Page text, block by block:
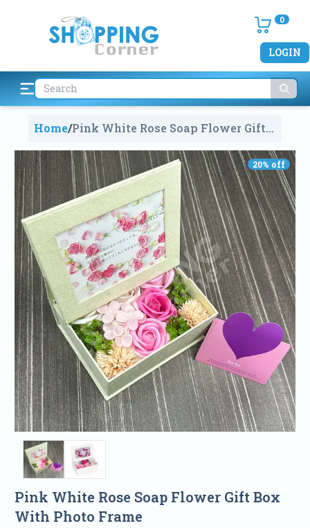
0
LOGIN
Home/Pink White Rose Soap Flower Gift
20% off
Pink White Rose Soap Flower Gift Box
With Photo Frame